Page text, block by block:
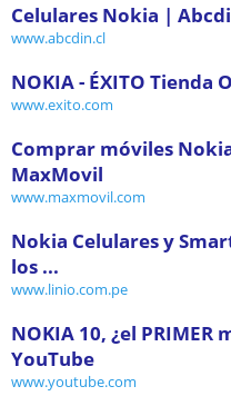
Celulares Nokia |
www.abcdin.cl
NOKIA - ÉXITO Tienda
www.exito.com
Comprar móviles
MaxMovil
www.maxmovil.com
Nokia Celulares y
los ...
www.linio.com.pe
NOKIA 10, ¿el PRIMER
YouTube
www.youtube.com